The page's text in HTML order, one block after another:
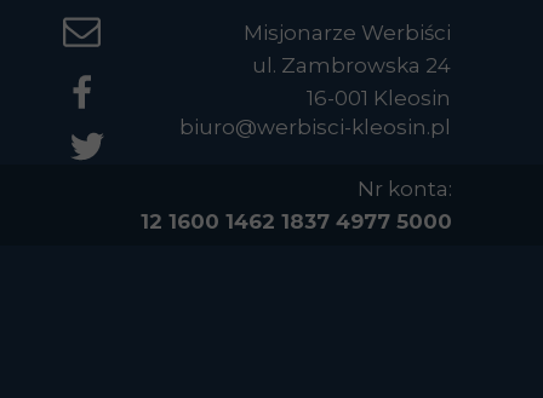
Nr konta:
12 1600 1462 1837 4977 5000
Misjonarze Werbiści
ul. Zambrowska 24
16-001 Kleosin
biuro@werbisci-kleosin.pl